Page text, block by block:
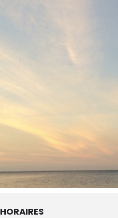
HORAIRES